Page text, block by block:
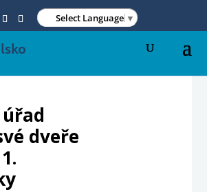
Select Language ▼
dveře